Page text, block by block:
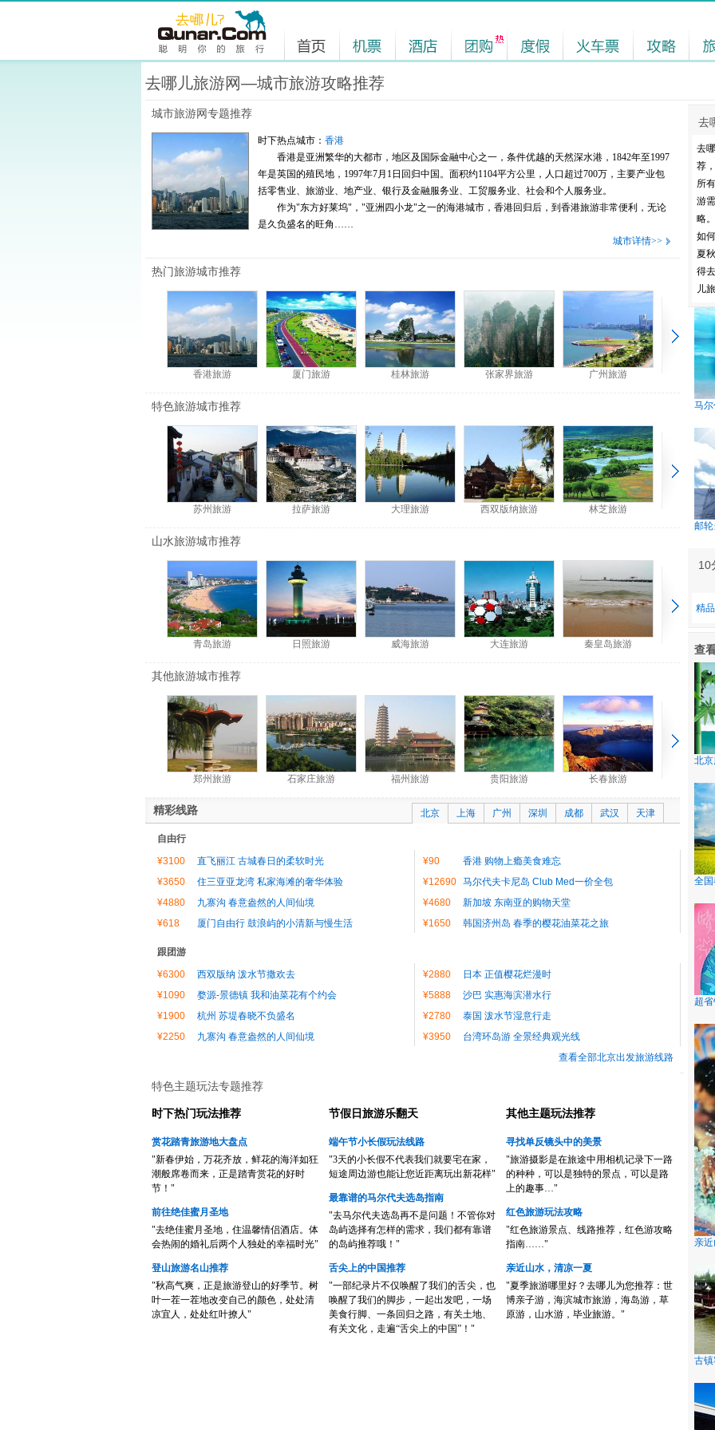
去哪儿旅游网—城市旅游攻略推荐
城市旅游网专题推荐
时下热点城市： 香港
香港是亚洲繁华的大都市，地区及国际金融中心之一，条件优越的天然深水港，1842年至1997
年是英国的殖民地，1997年7月1日回归中国。面积约1104平方公里，人口超过700万，主要产业包
括零售业、旅游业、地产业、银行及金融服务业、工贸服务业、社会和个人服务业。
作为"东方好莱坞"，"亚洲四小龙"之一的海港城市，香港回归后，到香港旅游非常便利，无论
是久负盛名的旺角……
城市详情>>
热门旅游城市推荐
香港旅游 厦门旅游 桂林旅游 张家界旅游 广州旅游
特色旅游城市推荐
苏州旅游 拉萨旅游 大理旅游 西双版纳旅游 林芝旅游
山水旅游城市推荐
青岛旅游 日照旅游 威海旅游 大连旅游 秦皇岛旅游
其他旅游城市推荐
郑州旅游 石家庄旅游 福州旅游 贵阳旅游 长春旅游
北京 上海 广州 深圳 成都 武汉 天津
精彩线路
自由行
¥3100
直飞丽江 古城春日的柔软时光 ¥90
香港 购物上瘾美食难忘
¥3650
住三亚亚龙湾 私家海滩的奢华体验 ¥12690 马尔代夫卡尼岛 Club Med一价全包
¥4880
九寨沟 春意盎然的人间仙境 ¥4680
新加坡 东南亚的购物天堂
¥618
厦门自由行 鼓浪屿的小清新与慢生活 ¥1650 韩国济州岛 春季的樱花油菜花之旅
跟团游
¥6300
西双版纳 泼水节撒欢去 ¥2880
日本 正值樱花烂漫时
¥1090
婺源-景德镇 我和油菜花有个约会 ¥5888
沙巴 实惠海滨潜水行
¥1900
杭州 苏堤春晓不负盛名 ¥2780
泰国 泼水节湿意行走
¥2250
九寨沟 春意盎然的人间仙境 ¥3950
台湾环岛游 全景经典观光线
查看全部北京出发旅游线路
特色主题玩法专题推荐
时下热门玩法推荐
赏花踏青旅游地大盘点
"新春伊始，万花齐放，鲜花的海洋如狂
潮般席卷而来，正是踏青赏花的好时
节！"
前往绝佳蜜月圣地
"去绝佳蜜月圣地，住温馨情侣酒店。体
会热闹的婚礼后两个人独处的幸福时光"
登山旅游名山推荐
"秋高气爽，正是旅游登山的好季节。树
叶一茬一茬地改变自己的颜色，处处清
凉宜人，处处红叶撩人"
节假日旅游乐翻天
端午节小长假玩法线路
"3天的小长假不代表我们就要宅在家，
短途周边游也能让您近距离玩出新花样"
最靠谱的马尔代夫选岛指南
"去马尔代夫选岛再不是问题！不管你对
岛屿选择有怎样的需求，我们都有靠谱
的岛屿推荐哦！"
舌尖上的中国推荐
"一部纪录片不仅唤醒了我们的舌尖，也
唤醒了我们的脚步，一起出发吧，一场
美食行脚、一条回归之路，有关土地、
有关文化，走遍“舌尖上的中国”！"
其他主题玩法推荐
寻找单反镜头中的美景
"旅游摄影是在旅途中用相机记录下一路
的种种，可以是独特的景点，可以是路
上的趣事…"
红色旅游玩法攻略
"红色旅游景点、线路推荐，红色游攻略
指南……"
亲近山水，清凉一夏
"夏季旅游哪里好？去哪儿为您推荐：世
博亲子游，海滨城市旅游，海岛游，草
原游，山水游，毕业旅游。"
去
去
荐
所
游
略。
如
夏
得
儿
马
邮
10
精
查
北
全
超
亲
古